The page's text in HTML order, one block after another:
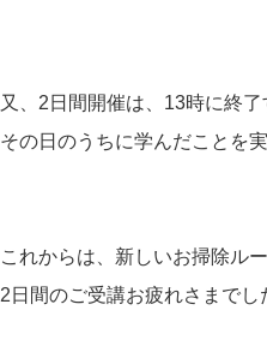
又、2日間開催は、13時に終了
その日のうちに学んだことを
これからは、新しいお掃除ル
2日間のご受講お疲れさまでし